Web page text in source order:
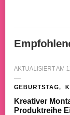
AKTUALISIERT AM
GEBURTSTAG
Kreativer
Produktreihe